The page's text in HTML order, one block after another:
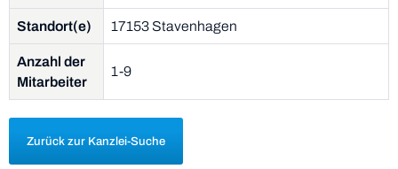
Standort(e) 17153 Stavenhagen
Anzahl der
Mitarbeiter
1-9
Zurück zur Kanzlei-Suche